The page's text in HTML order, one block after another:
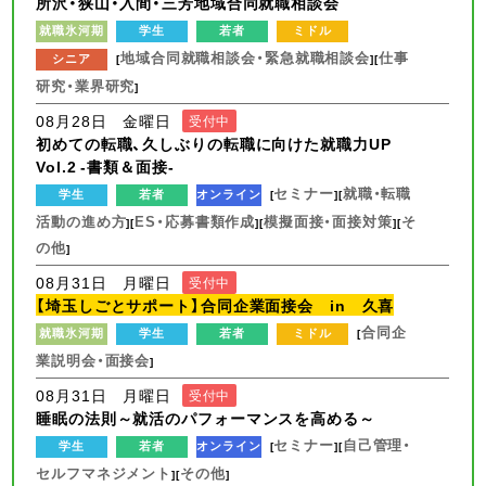
就職氷河期 学生 若者
ミドル
シニア
[地域合同就職相談会・緊急就職相談会][仕事
研究・業界研究]
08月28日 金曜日 受付中
初めての転職、久しぶりの転職に向けた就職力UP
Vol.2 -書類＆面接-
学生 若者 オンライン [セミナー][就職・転職
活動の進め方][ES・応募書類作成][模擬面接・面接対策][そ
の他]
08月31日 月曜日 受付中
【埼玉しごとサポート】合同企業面接会 in 久喜
就職氷河期 学生 若者 ミドル [合同企
業説明会・面接会]
08月31日 月曜日 受付中
睡眠の法則～就活のパフォーマンスを高める～
学生 若者 オンライン [セミナー][自己管理・
セルフマネジメント][その他]